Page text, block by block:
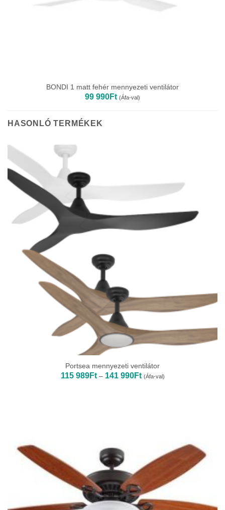
BONDI 1 matt fehér mennyezeti ventilátor
99 990Ft (Áfa-val)
HASONLÓ TERMÉKEK
Portsea mennyezeti ventilátor
115 989Ft – 141 990FtÁrtartomány:
115
(Áfa-val)